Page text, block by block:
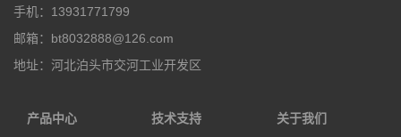
手机：13931771799
邮箱：bt8032888@126.com
地址：河北泊头市交河工业开发区
产品中心
技术支持
关于我们